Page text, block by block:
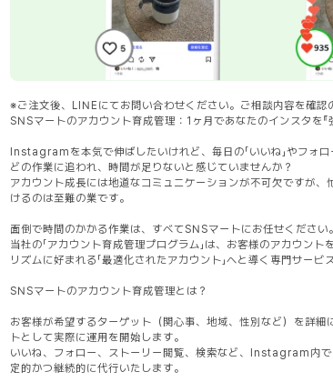
※ご注文後、LINEにてお問い合わせください。ご相談内容を確認
SNSマートのアカウント育成管理：1ヶ月であなたのインスタを『
Instagramを本気で伸ばしたいけれど、毎日の「いいね」やフォ
どの作業に追われ、時間が足りないと感じていませんか？
アカウント成長には地道なコミュニケーションが不可欠ですが、
けるのは至難の業です。
面倒で時間のかかる作業は、すべてSNSマートにお任せください。
当社の「アカウント育成管理プログラム」は、お客様のアカウン
リズムに好まれる「最適化されたアカウント」へと導く専門サービ
SNSマートのアカウント育成管理とは？
お客様が希望するターゲット（関心事、地域、性別など）を詳細
トとして実際に運用を開始します。
いいね、フォロー、ストーリー閲覧、検索など、Instagram内
定的かつ継続的に代行いたします。